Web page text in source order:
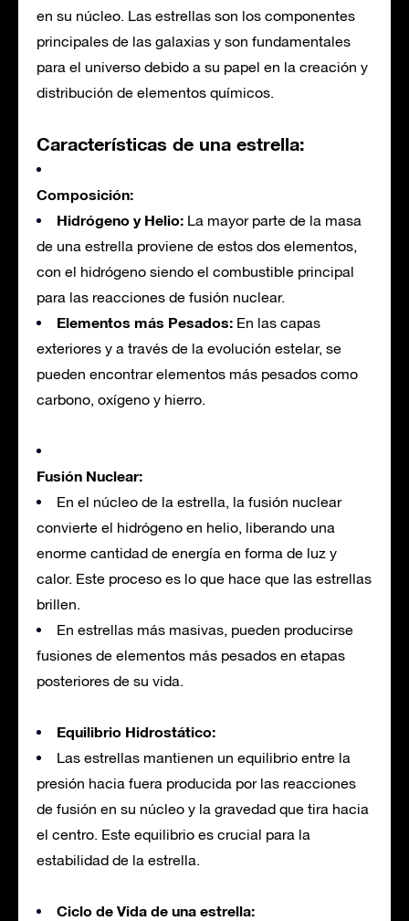
en su núcleo. Las estrellas son los componentes
principales de las galaxias y son fundamentales
para el universo debido a su papel en la creación y
distribución de elementos químicos.
Características de una estrella:
Composición:
Hidrógeno y Helio: La mayor parte de la masa
de una estrella proviene de estos dos elementos,
con el hidrógeno siendo el combustible principal
para las reacciones de fusión nuclear.
Elementos más Pesados: En las capas
exteriores y a través de la evolución estelar, se
pueden encontrar elementos más pesados como
carbono, oxígeno y hierro.
Fusión Nuclear:
En el núcleo de la estrella, la fusión nuclear
convierte el hidrógeno en helio, liberando una
enorme cantidad de energía en forma de luz y
calor. Este proceso es lo que hace que las estrellas
brillen.
En estrellas más masivas, pueden producirse
fusiones de elementos más pesados en etapas
posteriores de su vida.
Equilibrio Hidrostático:
Las estrellas mantienen un equilibrio entre la
presión hacia fuera producida por las reacciones
de fusión en su núcleo y la gravedad que tira hacia
el centro. Este equilibrio es crucial para la
estabilidad de la estrella.
Ciclo de Vida de una estrella: